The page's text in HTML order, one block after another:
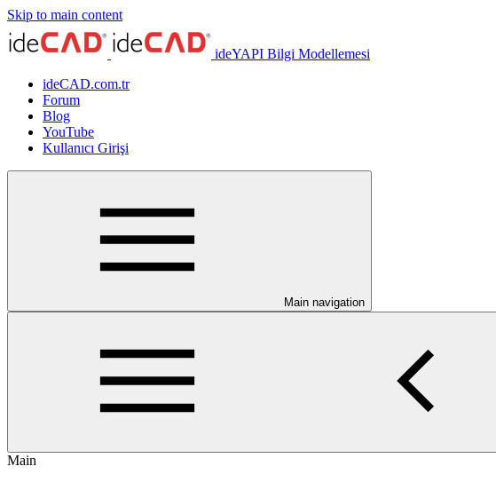
Skip to main content
ideYAPI Bilgi Modellemesi
ideCAD.com.tr
Forum
Blog
YouTube
Kullanıcı Girişi
Main navigation
Main